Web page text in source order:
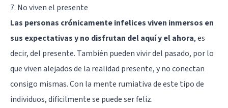
7. No viven el presente
Las personas crónicamente infelices viven inmersos en
sus expectativas y no disfrutan del aquí y el ahora, es
decir, del presente. También pueden vivir del pasado, por lo
que viven alejados de la realidad presente, y no conectan
consigo mismas. Con la mente rumiativa de este tipo de
individuos, difícilmente se puede ser feliz.